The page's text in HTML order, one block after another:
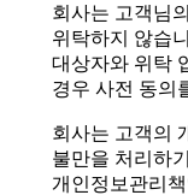
회사는 고객님
위탁하지 않습
대상자와 위탁
경우 사전 동의
회사는 고객의
불만을 처리하
개인정보관리